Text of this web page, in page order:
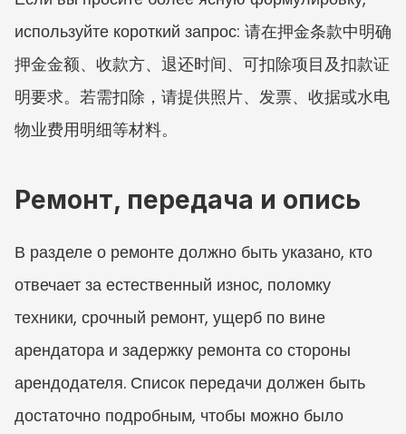
используйте короткий запрос: 请在押金条款中明确
押金金额、收款方、退还时间、可扣除项目及扣款证
明要求。若需扣除，请提供照片、发票、收据或水电
物业费用明细等材料。
Ремонт, передача и опись
В разделе о ремонте должно быть указано, кто
отвечает за естественный износ, поломку
техники, срочный ремонт, ущерб по вине
арендатора и задержку ремонта со стороны
арендодателя. Список передачи должен быть
достаточно подробным, чтобы можно было